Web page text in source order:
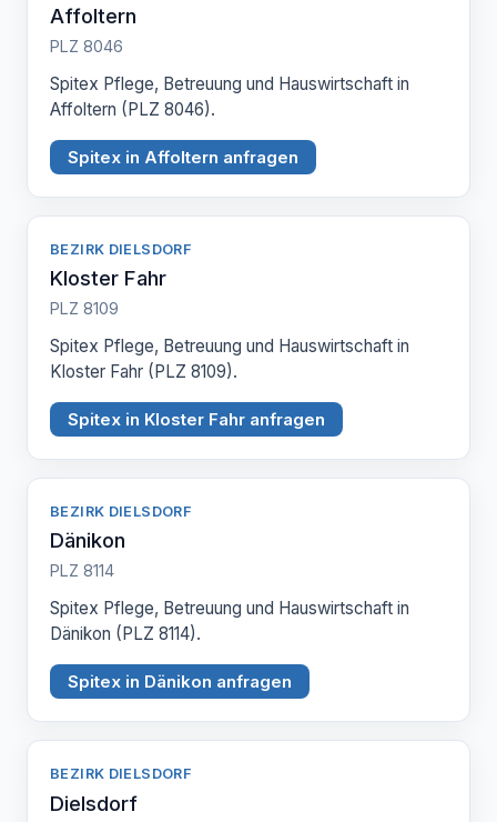
Affoltern
PLZ 8046
Spitex Pflege, Betreuung und Hauswirtschaft in
Affoltern (PLZ 8046).
Spitex in Affoltern anfragen
BEZIRK DIELSDORF
Kloster Fahr
PLZ 8109
Spitex Pflege, Betreuung und Hauswirtschaft in
Kloster Fahr (PLZ 8109).
Spitex in Kloster Fahr anfragen
BEZIRK DIELSDORF
Dänikon
PLZ 8114
Spitex Pflege, Betreuung und Hauswirtschaft in
Dänikon (PLZ 8114).
Spitex in Dänikon anfragen
BEZIRK DIELSDORF
Dielsdorf